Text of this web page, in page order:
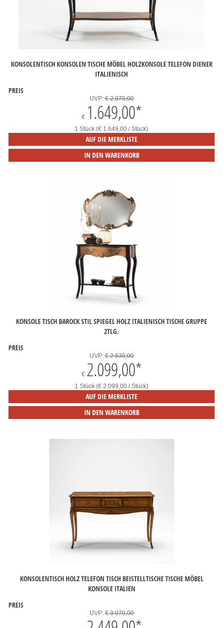
KONSOLENTISCH KONSOLEN TISCHE MÖBEL HOLZKONSOLE TELEFON DIENER
ITALIENISCH
PREIS
UVP:€ 2.070,00
€ 1.649,00*
1 Stück (€ 1.649,00 / Stück)
AUF DIE MERKLISTE
IN DEN WARENKORB
KONSOLE TISCH BAROCK STIL SPIEGEL HOLZ ITALIENISCH TISCHE GRUPPE
2TLG.
PREIS
UVP:€ 2.630,00
€ 2.099,00*
1 Stück (€ 2.099,00 / Stück)
AUF DIE MERKLISTE
IN DEN WARENKORB
KONSOLENTISCH HOLZ TELEFON TISCH BEISTELLTISCHE TISCHE MÖBEL
KONSOLE ITALIEN
PREIS
UVP:€ 3.070,00